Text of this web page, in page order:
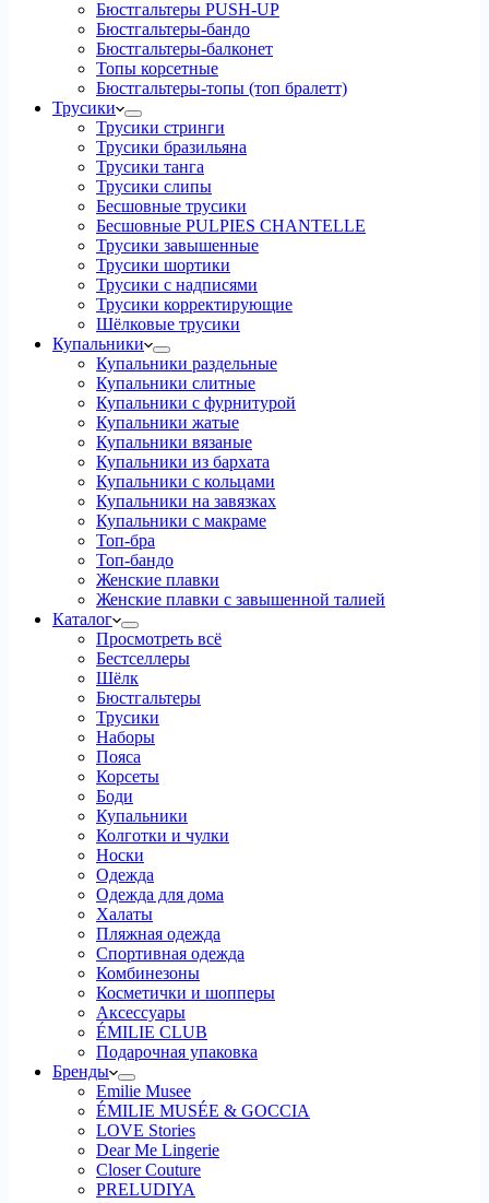
Бюстгальтеры PUSH-UP
Бюстгальтеры-бандо
Бюстгальтеры-балконет
Топы корсетные
Бюстгальтеры-топы (топ бралетт)
Трусики
Трусики стринги
Трусики бразильяна
Трусики танга
Трусики слипы
Бесшовные трусики
Бесшовные PULPIES CHANTELLE
Трусики завышенные
Трусики шортики
Трусики с надписями
Трусики корректирующие
Шёлковые трусики
Купальники
Купальники раздельные
Купальники слитные
Купальники с фурнитурой
Купальники жатые
Купальники вязаные
Купальники из бархата
Купальники с кольцами
Купальники на завязках
Купальники с макраме
Топ-бра
Топ-бандо
Женские плавки
Женские плавки с завышенной талией
Каталог
Просмотреть всё
Бестселлеры
Шёлк
Бюстгальтеры
Трусики
Наборы
Пояса
Корсеты
Боди
Купальники
Колготки и чулки
Носки
Одежда
Одежда для дома
Халаты
Пляжная одежда
Спортивная одежда
Комбинезоны
Косметички и шопперы
Аксессуары
ÉMILIE CLUB
Подарочная упаковка
Бренды
Emilie Musee
ÉMILIE MUSÉE & GOCCIA
LOVE Stories
Dear Me Lingerie
Closer Couture
PRELUDIYA